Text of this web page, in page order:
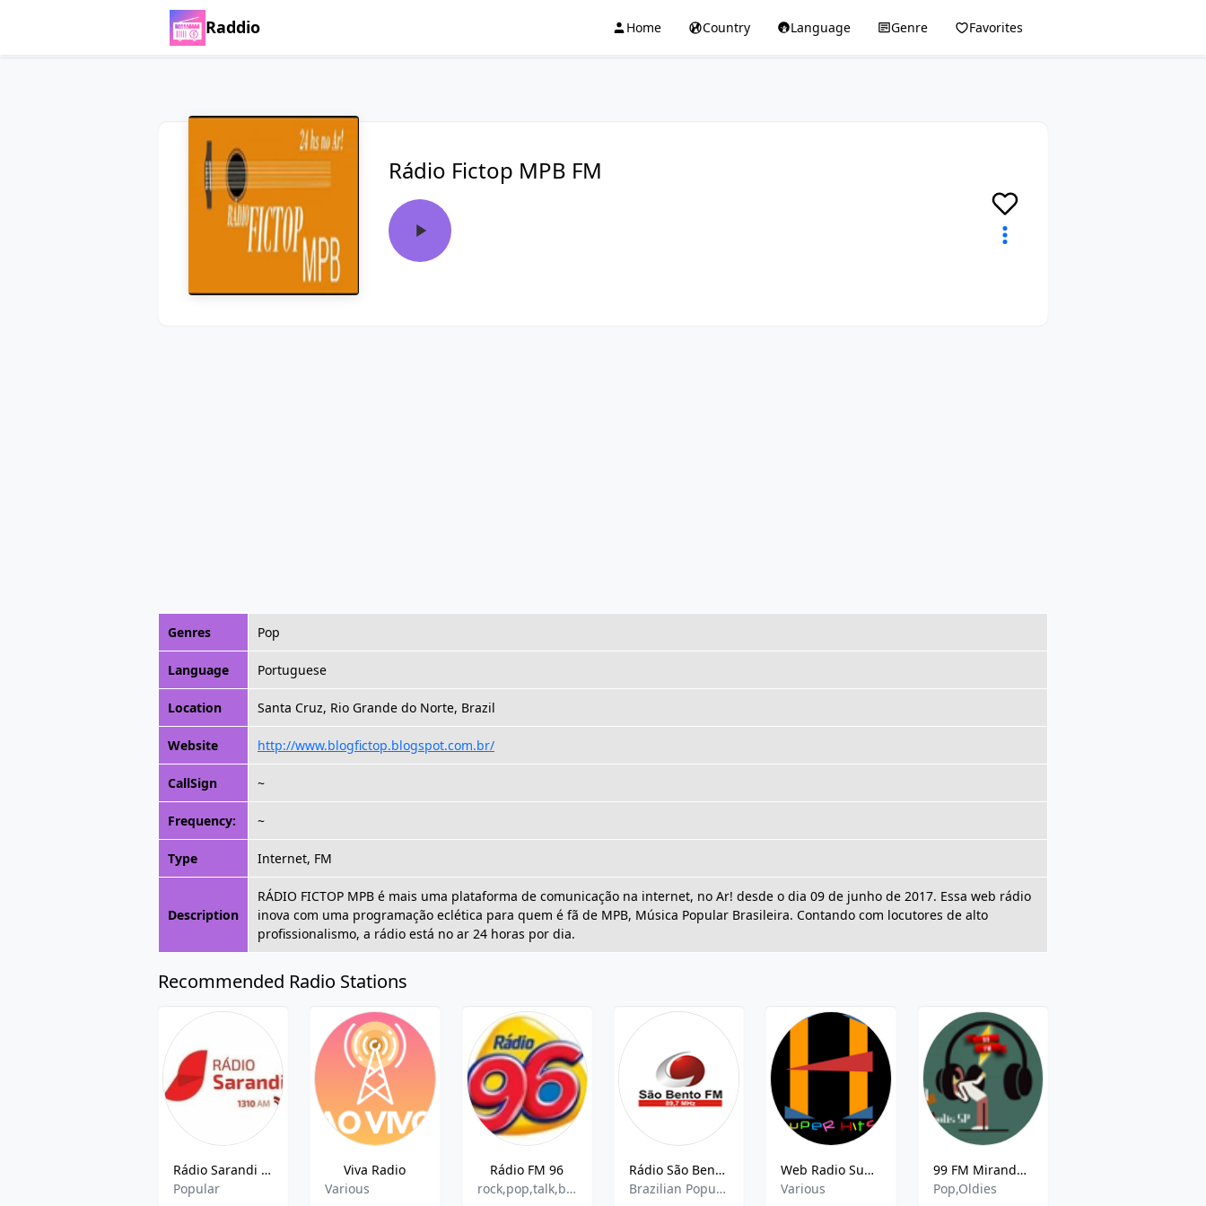
Raddio Home Country Language Genre Favorites
Rádio Fictop MPB FM
Genres Pop
Language Portuguese
Location Santa Cruz, Rio Grande do Norte, Brazil
Website http://www.blogfictop.blogspot.com.br/
CallSign ~
Frequency: ~
Type Internet, FM
Description
RÁDIO FICTOP MPB é mais uma plataforma de comunicação na internet, no Ar! desde o dia 09 de junho de 2017. Essa web rádio
inova com uma programação eclética para quem é fã de MPB, Música Popular Brasileira. Contando com locutores de alto
profissionalismo, a rádio está no ar 24 horas por dia.
Recommended Radio Stations
Rádio Sarandi 1310 AM
Popular
Viva Radio
Various
Rádio FM 96
rock,pop,talk,brazilian,adult contemporary,hits
Rádio São Bento FM
Brazilian Popular, Brazilian Talk, Local Music
Web Radio Super Hits
Various
99 FM Mirandópolis
Pop,Oldies